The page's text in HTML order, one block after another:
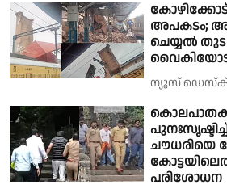
അപകടം;
ചെയ്യൽ
ന്യൂസ്
പരിശോധന